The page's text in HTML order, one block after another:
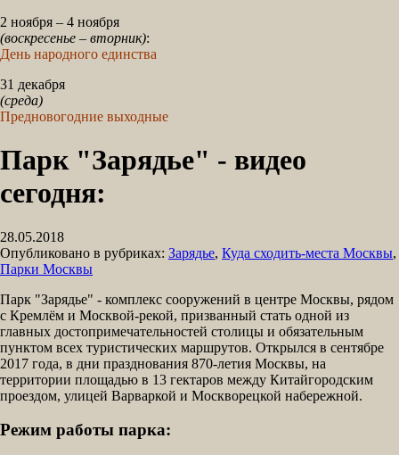
2 ноября – 4 ноября
(воскресенье – вторник):
День народного единства
31 декабря
(среда)
Предновогодние выходные
Парк "Зарядье" - видео
сегодня:
28.05.2018
Опубликовано в рубриках: Зарядье, Куда сходить-места Москвы,
Парки Москвы
Парк "Зарядье" - комплекс сооружений в центре Москвы, рядом
с Кремлём и Москвой-рекой, призванный стать одной из
главных достопримечательностей столицы и обязательным
пунктом всех туристических маршрутов. Открылся в сентябре
2017 года, в дни празднования 870-летия Москвы, на
территории площадью в 13 гектаров между Китайгородским
проездом, улицей Варваркой и Москворецкой набережной.
Режим работы парка: